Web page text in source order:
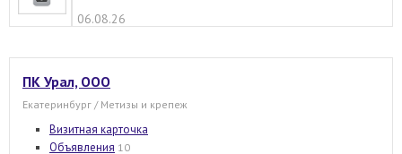
06.08.26
ПК Урал, ООО
Екатеринбург / Метизы и крепеж
Визитная карточка
Объявления 10